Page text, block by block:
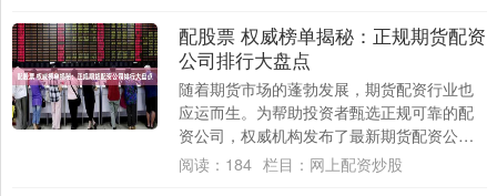
配股票 权威榜单揭秘：正规期货配资
公司排行大盘点
随着期货市场的蓬勃发展，期货配资行业也
应运而生。为帮助投资者甄选正规可靠的配
资公司，权威机构发布了最新期货配资公司
排行大盘点。 * **监管合规：**确保平台已....
阅读： 184 栏目： 网上配资炒股